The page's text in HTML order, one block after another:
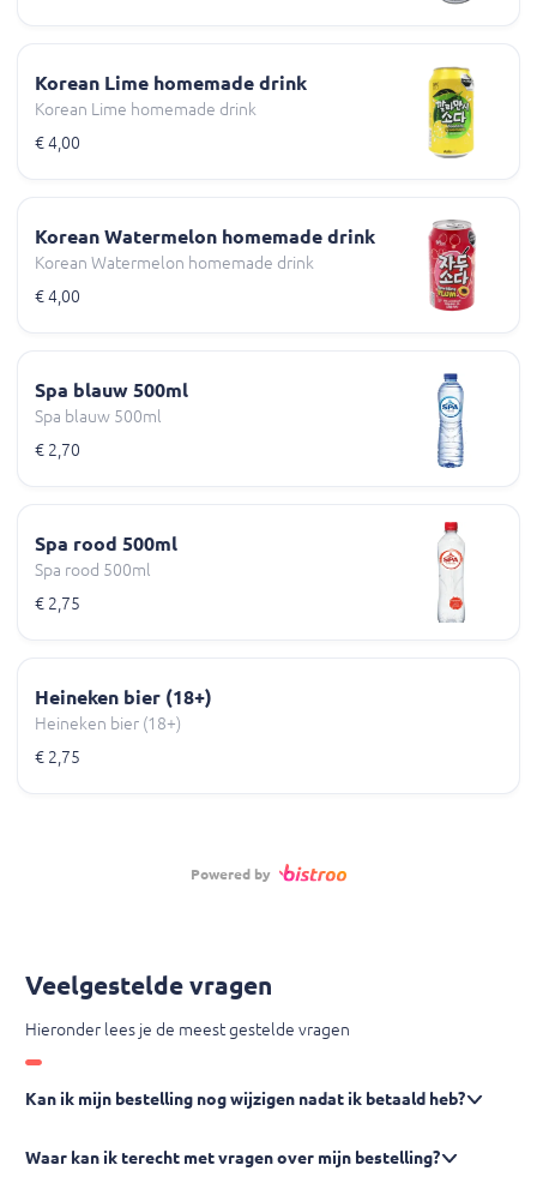
Korean Lime homemade drink
Korean Lime homemade drink
€ 4,00
Korean Watermelon homemade drink
Korean Watermelon homemade drink
€ 4,00
Spa blauw 500ml
Spa blauw 500ml
€ 2,70
Spa rood 500ml
Spa rood 500ml
€ 2,75
Heineken bier (18+)
Heineken bier (18+)
€ 2,75
Powered by
Veelgestelde vragen
Hieronder lees je de meest gestelde vragen
Kan ik mijn bestelling nog wijzigen nadat ik betaald heb?
Waar kan ik terecht met vragen over mijn bestelling?